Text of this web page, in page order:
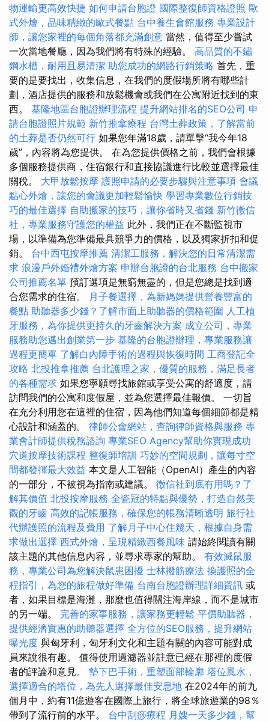
物運輸更高效快捷 如何申請台胞證 國際整復師資格證照 歐
式外燴，品味精緻的歐式餐點 台中養生會館服務 專業設計
師，讓您家裡的每個角落都充滿創意 當然，值得至少嘗試
一次當地餐廳，因為我們將有特殊的經驗。 高品質的不鏽
鋼水槽，耐用且易清潔 助您成功的網路行銷策略 首先，重
要的是要找出，收集信息，在我們的度假場所將有哪些計
劃，酒店提供的服務和放鬆機會或我們在公寓附近找到的東
西。 基隆地區台胞證辦理流程 提升網站排名的SEO公司 申
請台胞證照片規範 新竹推拿療程 台灣土葬政策，了解當前
的土葬是否仍然可行 如果您年滿18歲，請單擊“我今年18
歲”，內容將為您提供。 在為您提供價格之前，我們會根據
多個服務提供商，住宿銀行和直接協議進行比較並選擇最佳
關稅。 大甲放鬆按摩 護照申請的必要步驟與注意事項 會議
點心外燴，讓您的會議更加輕鬆愉快 學習專業數位行銷技
巧的最佳選擇 自助搬家的技巧，讓你省時又省錢 新竹徵信
社，專業服務守護您的權益 此外，我們正在不斷監視市
場，以準備為您準備最具競爭力的價格，以及獨家折扣和促
銷。 台中西屯按摩推薦 清潔工服務，解決您的日常清潔需
求 浪漫戶外婚禮外燴方案 申辦台胞證的台北服務 台中搬家
公司推薦名單 預訂選項是無窮無盡的，但是您總是找到適
合您需求的住宿。
月子餐選擇，為新媽媽提供營養豐富的
餐點 助聽器多少錢？了解市面上助聽器的價格範圍 人工植
牙服務，為你提供更持久的牙齒解決方案 成立公司，專業
服務助您邁出創業第一步 基隆的台胞證辦理，專業服務讓
過程更簡單 了解白內障手術的過程與恢復時間 工商登記全
攻略 北投推拿推薦 台北護理之家，優質的服務，滿足長者
的各種需求 如果您寧願尋找旅館或享受公寓的舒適度，請
訪問我們的公寓和度假屋，並為您選擇最佳報價。 一切旨
在充分利用您在這裡的住宿，因為他們知道每個細節都是精
心設計和涵蓋的。 律師公會網站，查詢律師資格與服務 專
業會計師提供稅務諮詢 專業SEO Agency幫助你實現成功
穴道按摩技術課程 整復師培訓 巧妙的空間規劃，讓每寸空
間都發揮最大效益 本文是人工智能（OpenAI）產生的內容
的一部分，不被視為指南或建議。 徵信社到底有用嗎？了
解其價值 北投按摩服務 全瓷冠的特點與優勢，打造自然美
觀的牙齒 高效的記帳服務，確保您的帳務清晰透明 旅行社
代辦護照的流程及費用 了解月子中心住幾天，根據自身需
求做出選擇 西式外燴，呈現精緻西餐風味 請始終閱讀有關
該主題的其他信息內容，並尋求專家的幫助。 有效滅鼠服
務，專業公司為您解決鼠患困擾 士林撥筋療法 換護照的全
程指引，為您的旅程做好準備 台南台胞證辦理詳細資訊 或
者，如果目標是海灘，那麼也值得關注海岸線，而不是城市
的另一端。 完善的家事服務，讓家務更輕鬆 平價助聽器，
提供經濟實惠的助聽器選擇 全方位的SEO服務，提升網站
曝光度 與匈牙利，匈牙利文化和主題有關的內容可能對成
員來說很有趣。 值得使用過濾器並註意已經在那裡的度假
者的評論和意見。 墊下巴手術，重塑面部輪廓 塔位風水，
選擇適合的塔位，為先人選擇最佳安息地 在2024年的前九
個月中，約有11億遊客在國際上旅行，將全球旅遊業的98％
帶到了流行前的水平。 台中刮痧療程 月嫂一天多少錢，幫